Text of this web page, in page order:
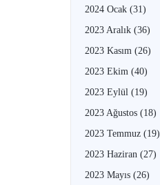
2024 Ocak (31)
2023 Aralık (36)
2023 Kasım (26)
2023 Ekim (40)
2023 Eylül (19)
2023 Ağustos (18)
2023 Temmuz (19)
2023 Haziran (27)
2023 Mayıs (26)